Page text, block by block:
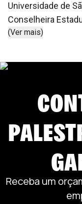
Universidade de
Conselheira
mulher lésbica
Pesquisadora do
de Advogados
Brasileira de
Travestis e
Direito LGBT da
das Mulheres de
Rede de Mulheres
Feminista
(Ver mais)
Receba um